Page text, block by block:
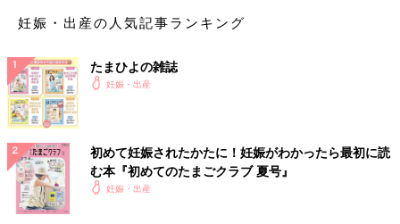
妊娠・出産の人気記事ランキング
たまひよの雑誌
妊娠・出産
初めて妊娠されたかたに！妊娠がわかったら最初に読
む本『初めてのたまごクラブ 夏号』
妊娠・出産